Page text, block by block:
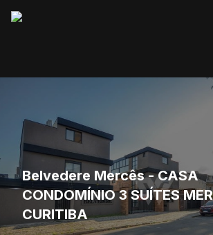
Belvedere Mercês - CASA
CONDOMÍNIO 3 SUÍTES
CURITIBA